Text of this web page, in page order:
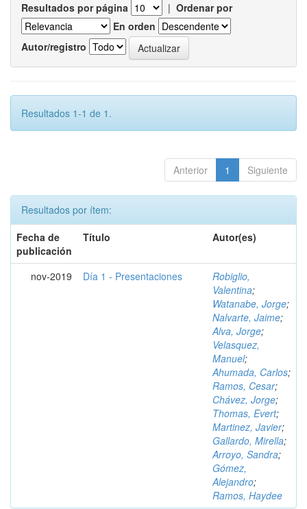
Resultados por página | Ordenar por
En orden
Autor/registro
Resultados 1-1 de 1.
Anterior 1 Siguiente
Resultados por ítem:
Fecha de
publicación
Título Autor(es)
nov-2019 Día 1 - Presentaciones
Robiglio,
Valentina;
Watanabe, Jorge;
Nalvarte, Jaime;
Alva, Jorge;
Velasquez,
Manuel;
Ahumada, Carlos;
Ramos, Cesar;
Chávez, Jorge;
Thomas, Evert;
Martinez, Javier;
Gallardo, Mirella;
Arroyo, Sandra;
Gómez,
Alejandro;
Ramos, Haydee